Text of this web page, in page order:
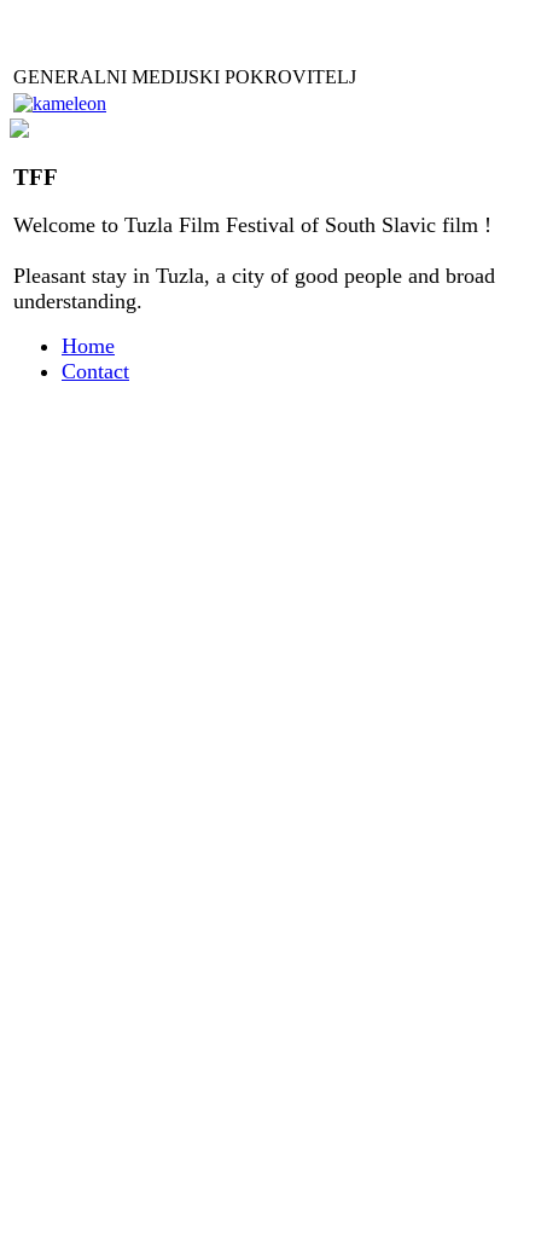
GENERALNI MEDIJSKI POKROVITELJ
TFF
Welcome to Tuzla Film Festival of South Slavic film !
Pleasant stay in Tuzla, a city of good people and broad
understanding.
Home
Contact